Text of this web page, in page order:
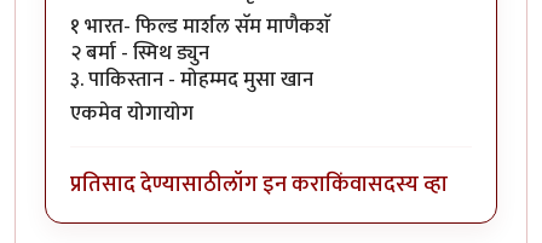
१ भारत- फिल्ड मार्शल सॅम माणैकशॅ
२ बर्मा - स्मिथ ड्युन
३. पाकिस्तान - मोहम्मद मुसा खान
एकमेव योगायोग
प्रतिसाद देण्यासाठीलॉग इन कराकिंवासदस्य व्हा